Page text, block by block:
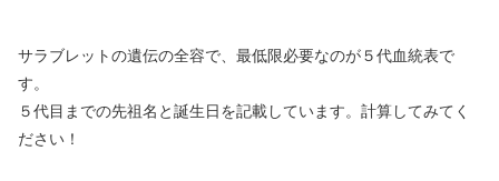
サラブレットの遺伝の全容で、最低限必要なのが５代血統表で
す。
５代目までの先祖名と誕生日を記載しています。計算してみてく
ださい！